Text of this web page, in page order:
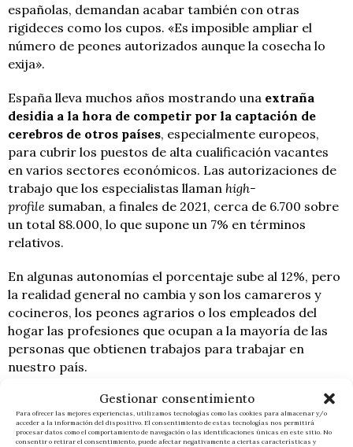
Gestionar consentimiento
Para ofrecer las mejores experiencias, utilizamos tecnologías como las cookies para almacenar y/o
acceder a la información del dispositivo. El consentimiento de estas tecnologías nos permitirá
procesar datos como el comportamiento de navegación o las identificaciones únicas en este sitio. No
consentir o retirar el consentimiento, puede afectar negativamente a ciertas características y
españolas, demandan acabar también con otras
rigideces como los cupos. «Es imposible ampliar el
número de peones autorizados aunque la cosecha lo
exija».
España lleva muchos años mostrando una extraña
desidia a la hora de competir por la captación de
cerebros de otros países, especialmente europeos,
para cubrir los puestos de alta cualificación vacantes
en varios sectores económicos. Las autorizaciones de
trabajo que los especialistas llaman high-
profile sumaban, a finales de 2021, cerca de 6.700 sobre
un total 88.000, lo que supone un 7% en términos
relativos.
En algunas autonomías el porcentaje sube al 12%, pero
la realidad general no cambia y son los camareros y
cocineros, los peones agrarios o los empleados del
hogar las profesiones que ocupan a la mayoría de las
personas que obtienen trabajos para trabajar en
nuestro país.
No importa la escuela de negocios a la que se consulte.
Todos los expertos coinciden en queel escaso
atractivo de España para los trabajadores más